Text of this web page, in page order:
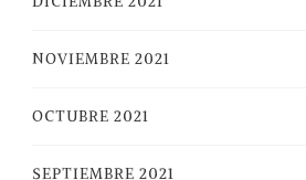
NOVIEMBRE 2021
OCTUBRE 2021
SEPTIEMBRE 2021